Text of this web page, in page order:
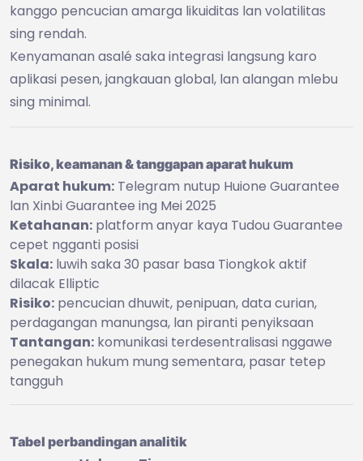
kanggo pencucian amarga likuiditas lan volatilitas
sing rendah.
Kenyamanan asalé saka integrasi langsung karo
aplikasi pesen, jangkauan global, lan alangan mlebu
sing minimal.
Risiko, keamanan & tanggapan aparat hukum
Aparat hukum: Telegram nutup Huione Guarantee
lan Xinbi Guarantee ing Mei 2025
Ketahanan: platform anyar kaya Tudou Guarantee
cepet ngganti posisi
Skala: luwih saka 30 pasar basa Tiongkok aktif
dilacak Elliptic
Risiko: pencucian dhuwit, penipuan, data curian,
perdagangan manungsa, lan piranti penyiksaan
Tantangan: komunikasi terdesentralisasi nggawe
penegakan hukum mung sementara, pasar tetep
tangguh
Tabel perbandingan analitik